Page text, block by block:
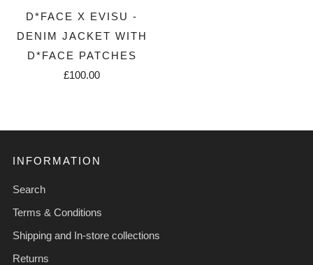
D*FACE X EVISU -
DENIM JACKET WITH
D*FACE PATCHES
£100.00
INFORMATION
Search
Terms & Conditions
Shipping and In-store collections
Returns